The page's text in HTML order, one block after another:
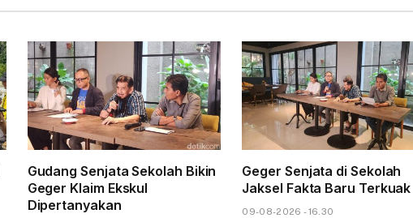
Gudang Senjata Sekolah Bikin
Geger Klaim Ekskul
Dipertanyakan
Geger Senjata di Sekolah
Jaksel Fakta Baru Terkuak
09-08-2026 - 16.30